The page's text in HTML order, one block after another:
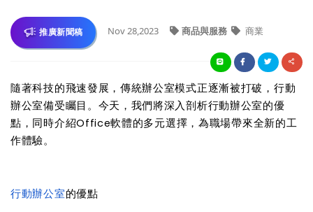
推廣新聞稿 Nov 28,2023 商品與服務 商業
隨著科技的飛速發展，傳統辦公室模式正逐漸被打破，行動
辦公室備受矚目。今天，我們將深入剖析行動辦公室的優
點，同時介紹Office軟體的多元選擇，為職場帶來全新的工
作體驗。
行動辦公室的優點